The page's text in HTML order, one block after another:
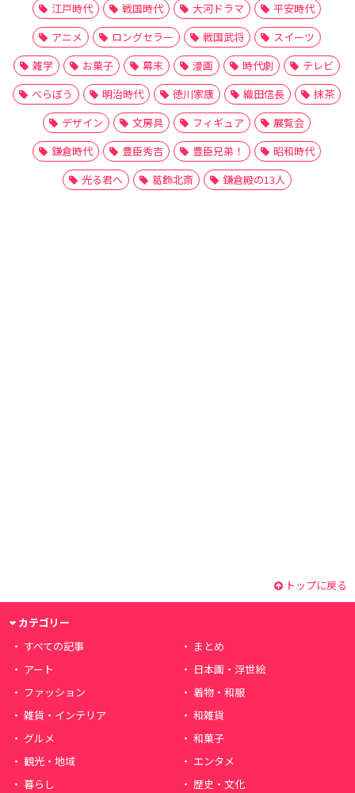
江戸時代 戦国時代 大河ドラマ
平安時代
アニメ
ロングセラー 戦国武将
スイーツ
雑学
お菓子 幕末 漫画 時代劇
テレビ
べらぼう
明治時代 徳川家康 織田信長
抹茶
デザイン
文房具 フィギュア
展覧会
鎌倉時代
豊臣秀吉 豊臣兄弟！
昭和時代
光る君へ
葛飾北斎 鎌倉殿の13人
トップに戻る
カテゴリー
すべての記事
まとめ
アート
日本画・浮世絵
ファッション
着物・和服
雑貨・インテリア
和雑貨
グルメ
和菓子
観光・地域
エンタメ
暮らし
歴史・文化